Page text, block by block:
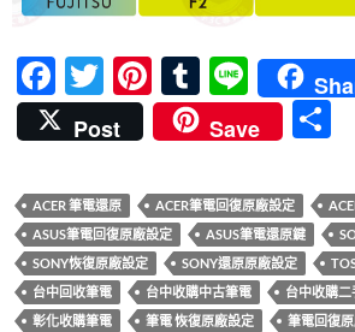
F
ac
e
b
o
o
k
T
w
itt
er
Pi
nt
er
es
t
T
u
m
bl
r
Li
n
e
Post
Save
ACER 筆電還原 ACER筆電回復原廠設定
ASUS筆電回復原廠設定
ASUS筆電還原鍵
SONY恢復原廠設定
SONY還原原廠設定
台中回收筆電
台中收購中古筆電 台中收購二
彰化收購筆電
筆電 恢復原廠設定
筆電回復